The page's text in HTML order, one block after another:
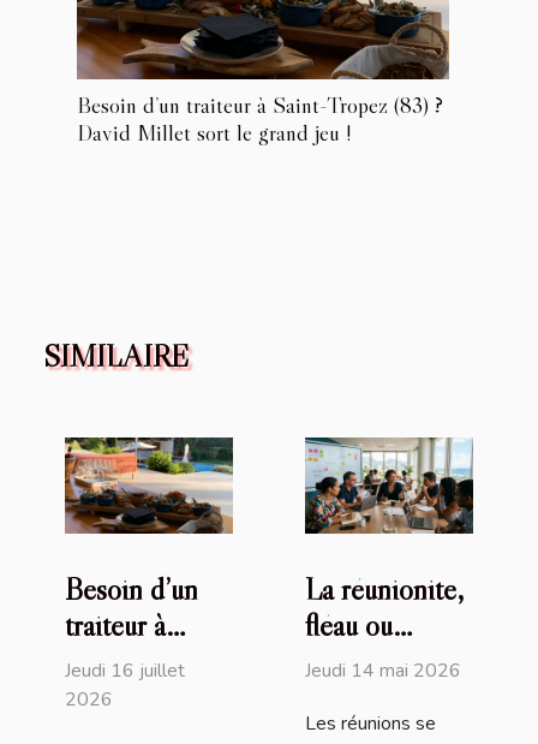
Besoin d’un traiteur à Saint-Tropez (83) ?
David Millet sort le grand jeu !
SIMILAIRE
Besoin d’un
traiteur à
Saint-Tropez
(83) ? David
Jeudi 16 juillet
2026
La réunionite,
fléau ou
opportunité
leadership
Jeudi 14 mai 2026
Les réunions se